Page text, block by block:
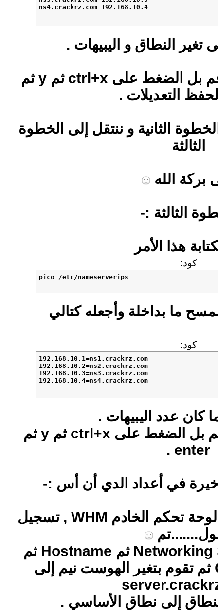
ns4.crackrz.com 192.168.10.4
تغير النطاق و اليبيهات .
بعد الانتهاء من التعديل قم بل الضغط على ctrl+x ثم y ثم
الثانية و ننتقل إلى الخطوة
الثالثة
بركة الله
الثالثة :-
هذا الأمر
كود:
pico /etc/nameserverips
ما بداخلة وأجعله كتالي
كود:
192.168.10.1=ns1.crackrz.com
192.168.10.2=ns2.crackrz.com
192.168.10.3=ns3.crackrz.com
192.168.10.4=ns4.crackrz.com
كان عدد اليبيهات .
لحفظ ما قمنا بيه الآن قم بل الضغط على ctrl+x ثم y ثم
enter .
في أعداد الدي أن أس :-
قم بتسجيل الدخول إلى لوحة تحكم الخادم WHM , تسجيل
من القائمة أختر Networking Setup ثم Hostname ثم
Change Hostname ثم تقوم بتغير الهوست نيم إلى
إلى نطاق الأساسي .